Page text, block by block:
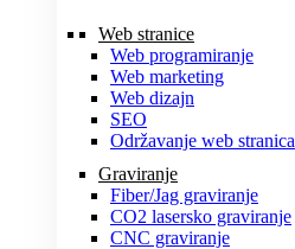
Web stranice
Web programiranje
Web marketing
Web dizajn
SEO
Održavanje web stranica
Graviranje
Fiber/Jag graviranje
CO2 lasersko graviranje
CNC graviranje